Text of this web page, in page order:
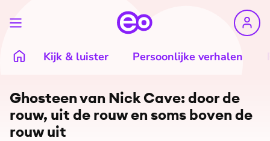
Kijk & luister Persoonlijke verhalen
Ghosteen van Nick Cave: door de
rouw, uit de rouw en soms boven de
rouw uit